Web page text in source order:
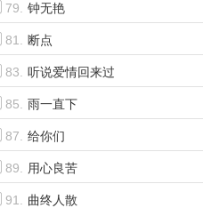
79.
钟无艳
81. 断点
83. 听说爱情回来过
85. 雨一直下
87. 给你们
89. 用心良苦
91. 曲终人散